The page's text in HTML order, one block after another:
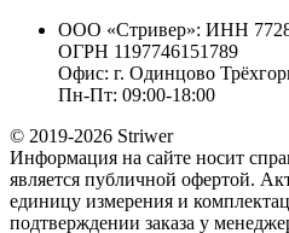
ООО «Стривер»: ИНН
ОГРН 1197746151789
Офис: г. Одинцово
Пн-Пт: 09:00-18:00
© 2019-2026 Striwer
Информация на сайте носит
является публичной офертой.
единицу измерения и
подтверждении заказа у